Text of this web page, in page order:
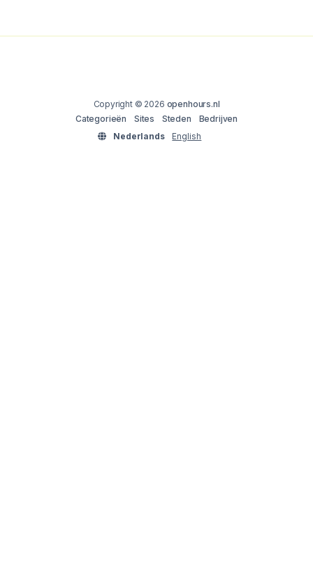
Copyright © 2026 openhours.nl
Categorieën
Sites Steden
Bedrijven
Nederlands
English